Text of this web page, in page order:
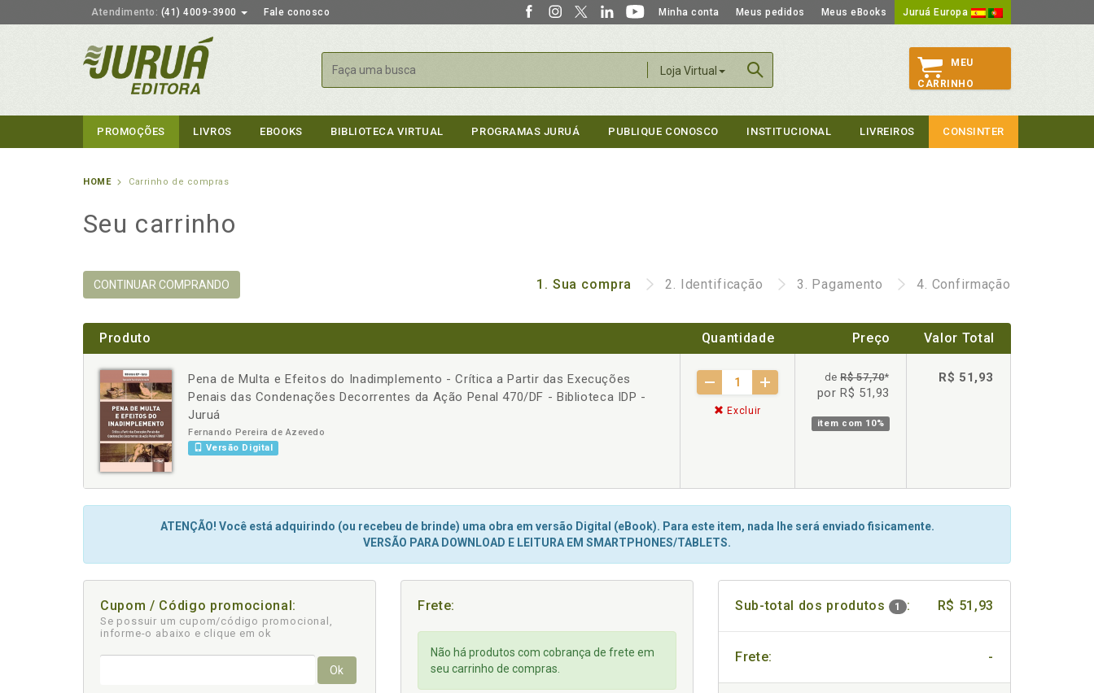
Atendimento: (41) 4009-3900 Fale conosco Minha conta Meus pedidos Meus eBooks Juruá Europa
Loja Virtual
Buscar
MEU
CARRINHO
PROMOÇÕES LIVROS EBOOKS BIBLIOTECA VIRTUAL PROGRAMAS JURUÁ PUBLIQUE CONOSCO INSTITUCIONAL LIVREIROS CONSINTER
HOME Carrinho de compras
Seu carrinho
CONTINUAR COMPRANDO 1. Sua compra 2. Identificação 3. Pagamento 4. Confirmação
Produto Quantidade Preço Valor Total
Pena de Multa e Efeitos do Inadimplemento - Crítica a Partir das Execuções
Penais das Condenações Decorrentes da Ação Penal 470/DF - Biblioteca IDP -
Juruá
Fernando Pereira de Azevedo
Versão Digital
- +
Excluir
deR$ 57,70*
por R$ 51,93
item com 10%
R$ 51,93
ATENÇÃO! Você está adquirindo (ou recebeu de brinde) uma obra em versão Digital (eBook). Para este item, nada lhe será enviado fisicamente.
VERSÃO PARA DOWNLOAD E LEITURA EM SMARTPHONES/TABLETS.
Cupom / Código promocional:
Se possuir um cupom/código promocional,
informe-o abaixo e clique em ok
Ok
Frete:
Não há produtos com cobrança de frete em
seu carrinho de compras.
Sub-total dos produtos 1 : R$ 51,93
Frete: -